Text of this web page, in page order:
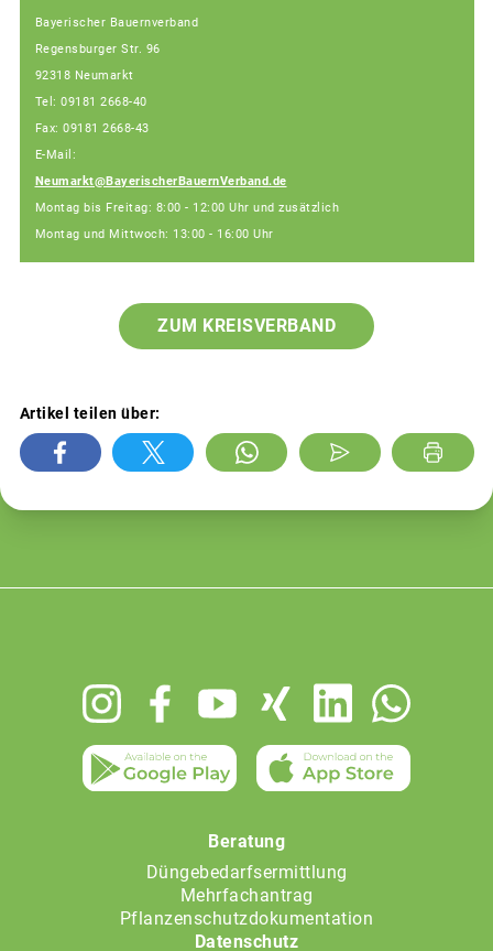
Bayerischer Bauernverband
Regensburger Str. 96
92318 Neumarkt
Tel: 09181 2668-40
Fax: 09181 2668-43
E-Mail:
Neumarkt@BayerischerBauernVerband.de
Montag bis Freitag: 8:00 - 12:00 Uhr und zusätzlich
Montag und Mittwoch: 13:00 - 16:00 Uhr
ZUM KREISVERBAND
Artikel teilen über:
Beratung
Düngebedarfsermittlung
Mehrfachantrag
Pflanzenschutzdokumentation
Datenschutz